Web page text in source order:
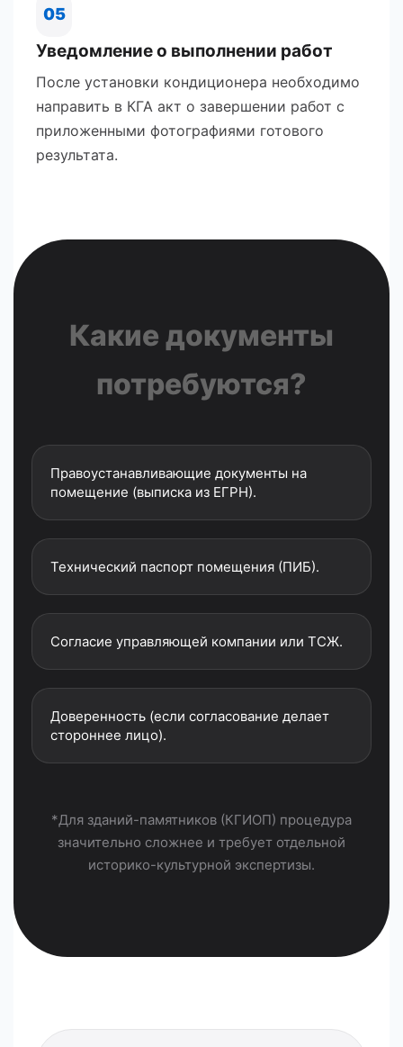
05
Уведомление о выполнении работ
После установки кондиционера необходимо
направить в КГА акт о завершении работ с
приложенными фотографиями готового
результата.
Какие документы
потребуются?
Правоустанавливающие документы на
помещение (выписка из ЕГРН).
Технический паспорт помещения (ПИБ).
Согласие управляющей компании или ТСЖ.
Доверенность (если согласование делает
стороннее лицо).
*Для зданий-памятников (КГИОП) процедура
значительно сложнее и требует отдельной
историко-культурной экспертизы.